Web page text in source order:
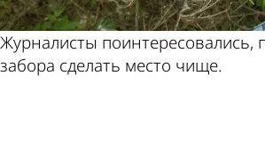
Журналисты поинтересовались,
забора сделать место чище.